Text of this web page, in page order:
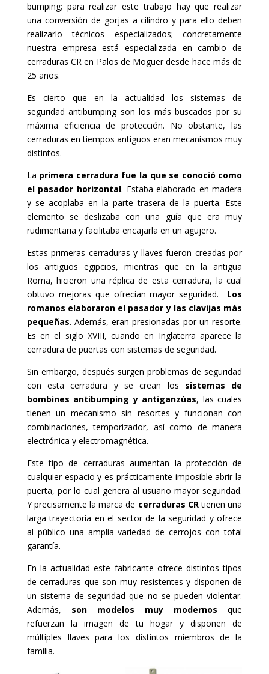
bumping; para realizar este trabajo hay que realizar
una conversión de gorjas a cilindro y para ello deben
realizarlo técnicos especializados; concretamente
nuestra empresa está especializada en cambio de
cerraduras CR en Palos de Moguer desde hace más de
25 años.
Es cierto que en la actualidad los sistemas de
seguridad antibumping son los más buscados por su
máxima eficiencia de protección. No obstante, las
cerraduras en tiempos antiguos eran mecanismos muy
distintos.
La primera cerradura fue la que se conoció como
el pasador horizontal. Estaba elaborado en madera
y se acoplaba en la parte trasera de la puerta. Este
elemento se deslizaba con una guía que era muy
rudimentaria y facilitaba encajarla en un agujero.
Estas primeras cerraduras y llaves fueron creadas por
los antiguos egipcios, mientras que en la antigua
Roma, hicieron una réplica de esta cerradura, la cual
obtuvo mejoras que ofrecian mayor seguridad. Los
romanos elaboraron el pasador y las clavijas más
pequeñas. Además, eran presionadas por un resorte.
Es en el siglo XVIII, cuando en Inglaterra aparece la
cerradura de puertas con sistemas de seguridad.
Sin embargo, después surgen problemas de seguridad
con esta cerradura y se crean los sistemas de
bombines antibumping y antiganzúas, las cuales
tienen un mecanismo sin resortes y funcionan con
combinaciones, temporizador, así como de manera
electrónica y electromagnética.
Este tipo de cerraduras aumentan la protección de
cualquier espacio y es prácticamente imposible abrir la
puerta, por lo cual genera al usuario mayor seguridad.
Y precisamente la marca de cerraduras CRtienen una
larga trayectoria en el sector de la seguridad y ofrece
al público una amplia variedad de cerrojos con total
garantía.
En la actualidad este fabricante ofrece distintos tipos
de cerraduras que son muy resistentes y disponen de
un sistema de seguridad que no se pueden violentar.
Además, son modelos muy modernos que
refuerzan la imagen de tu hogar y disponen de
múltiples llaves para los distintos miembros de la
familia.